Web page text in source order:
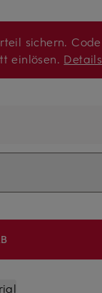
sichern. Code
einlösen. Details